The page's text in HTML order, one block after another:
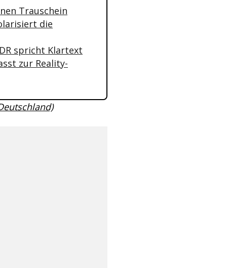
Trauschein
die
spricht Klartext
zur Reality-